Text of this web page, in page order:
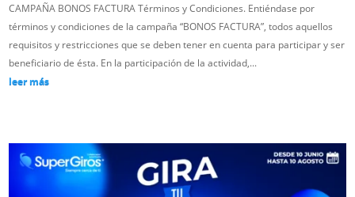
CAMPAÑA BONOS FACTURA Términos y Condiciones. Entiéndase por
términos y condiciones de la campaña “BONOS FACTURA”, todos aquellos
requisitos y restricciones que se deben tener en cuenta para participar y ser
beneficiario de ésta. En la participación de la actividad,...
leer más